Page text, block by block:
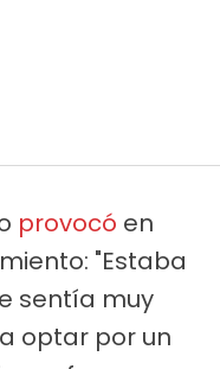
provocó en
"Estaba
sentía muy
optar por un